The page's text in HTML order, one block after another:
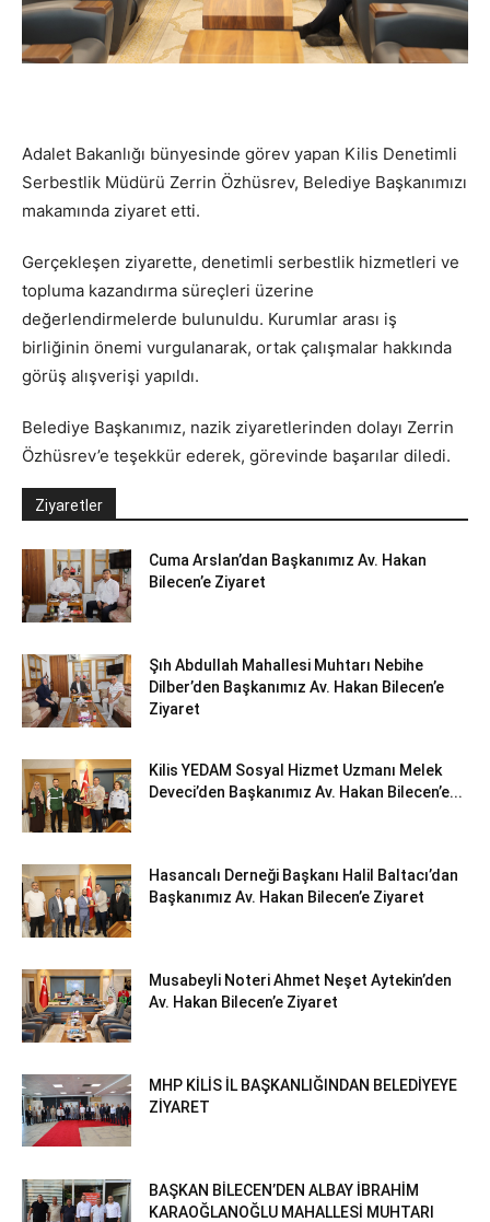
Adalet Bakanlığı bünyesinde görev yapan Kilis Denetimli
Serbestlik Müdürü Zerrin Özhüsrev, Belediye Başkanımızı
makamında ziyaret etti.
Gerçekleşen ziyarette, denetimli serbestlik hizmetleri ve
topluma kazandırma süreçleri üzerine
değerlendirmelerde bulunuldu. Kurumlar arası iş
birliğinin önemi vurgulanarak, ortak çalışmalar hakkında
görüş alışverişi yapıldı.
Belediye Başkanımız, nazik ziyaretlerinden dolayı Zerrin
Özhüsrev’e teşekkür ederek, görevinde başarılar diledi.
Ziyaretler
Cuma Arslan’dan Başkanımız Av. Hakan
Bilecen’e Ziyaret
Şıh Abdullah Mahallesi Muhtarı Nebihe
Dilber’den Başkanımız Av. Hakan Bilecen’e
Ziyaret
Kilis YEDAM Sosyal Hizmet Uzmanı Melek
Deveci’den Başkanımız Av. Hakan Bilecen’e...
Hasancalı Derneği Başkanı Halil Baltacı’dan
Başkanımız Av. Hakan Bilecen’e Ziyaret
Musabeyli Noteri Ahmet Neşet Aytekin’den
Av. Hakan Bilecen’e Ziyaret
MHP KİLİS İL BAŞKANLIĞINDAN BELEDİYEYE
ZİYARET
BAŞKAN BİLECEN’DEN ALBAY İBRAHİM
KARAOĞLANOĞLU MAHALLESİ MUHTARI